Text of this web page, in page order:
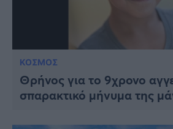
ΚΟΣΜΟΣ
Θρήνος για το 9χρονο
σπαρακτικό μήνυμα της